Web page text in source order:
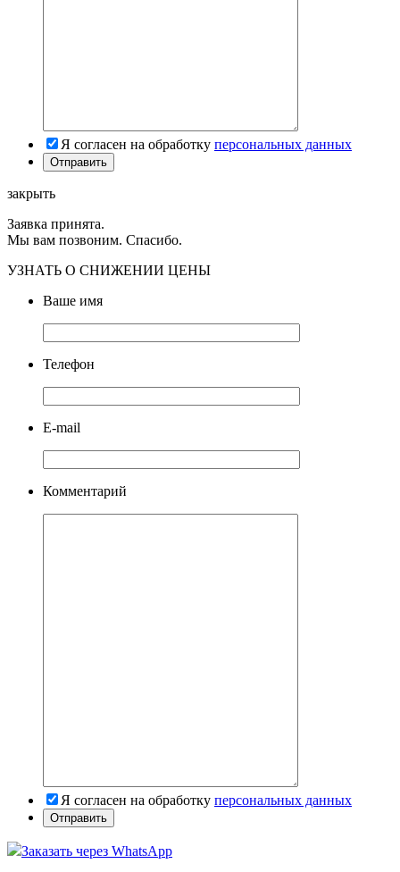
Я согласен на обработку персональных данных
закрыть
Заявка принята.
Мы вам позвоним. Спасибо.
УЗНАТЬ О СНИЖЕНИИ ЦЕНЫ
Ваше имя
Телефон
E-mail
Комментарий
Я согласен на обработку персональных данных
Заказать через WhatsApp